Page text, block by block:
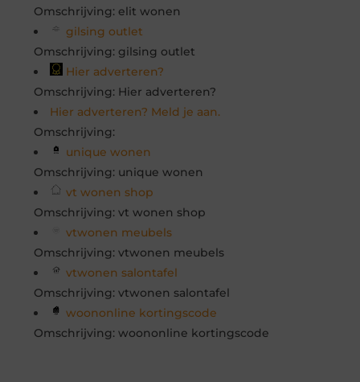
Omschrijving: elit wonen
gilsing outlet
Omschrijving: gilsing outlet
Hier adverteren?
Omschrijving: Hier adverteren?
Hier adverteren? Meld je aan.
Omschrijving:
unique wonen
Omschrijving: unique wonen
vt wonen shop
Omschrijving: vt wonen shop
vtwonen meubels
Omschrijving: vtwonen meubels
vtwonen salontafel
Omschrijving: vtwonen salontafel
woononline kortingscode
Omschrijving: woononline kortingscode